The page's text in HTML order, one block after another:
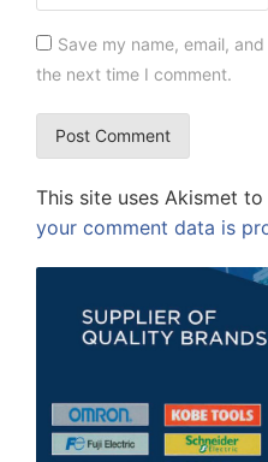
Save my name, email,
the next time I comment.
This site uses Akismet
your comment data is